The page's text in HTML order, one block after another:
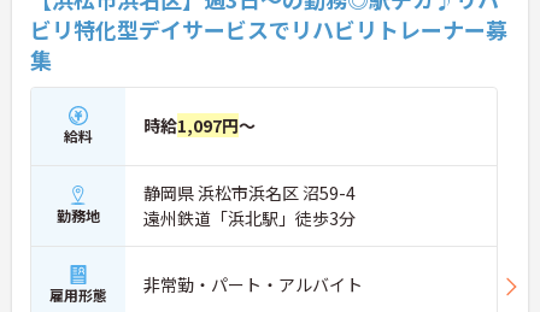
ビリ特化型デイサービスでリハビリトレーナー募
集
給料 時給1,097円～
勤務地
静岡県 浜松市浜名区 沼59-4
遠州鉄道「浜北駅」徒歩3分
雇用形態 非常勤・パート・アルバイト